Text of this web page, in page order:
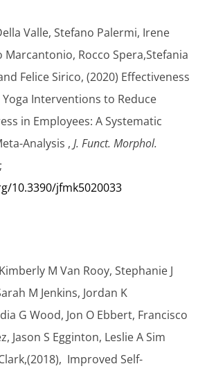
Valle, Stefano Palermi, Irene
Marcantonio, Rocco Spera,Stefania
Felice Sirico, (2020) Effectiveness
Interventions to Reduce
in Employees: A Systematic
Analysis , J. Funct. Morphol.
;
10.3390/jfmk5020033
Kimberly M Van Rooy, Stephanie J
M Jenkins, Jordan K
G Wood, Jon O Ebbert, Francisco
, Jason S Egginton, Leslie A Sim
Improved Self-